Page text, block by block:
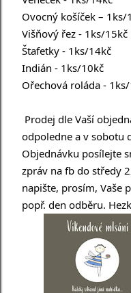
Ovocný košíček – 1ks/
Višňový řez - 1ks/15kč
Štafetky - 1ks/14kč
Indián - 1ks/10kč
Ořechová roláda -
odpoledne a v sobotu
Objednávku posílejte
zpráv na fb do středy
napište, prosím, Vaše
popř. den odběru.